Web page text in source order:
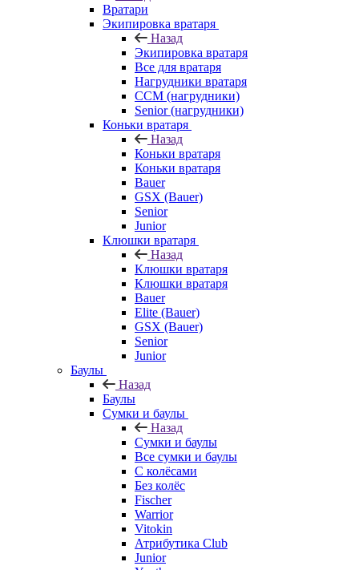
Вратари
Экипировка вратаря
Назад
Экипировка вратаря
Все для вратаря
Нагрудники вратаря
CCM (нагрудники)
Senior (нагрудники)
Коньки вратаря
Назад
Коньки вратаря
Коньки вратаря
Bauer
GSX (Bauer)
Senior
Junior
Клюшки вратаря
Назад
Клюшки вратаря
Клюшки вратаря
Bauer
Elite (Bauer)
GSX (Bauer)
Senior
Junior
Баулы
Назад
Баулы
Сумки и баулы
Назад
Сумки и баулы
Все сумки и баулы
С колёсами
Без колёс
Fischer
Warrior
Vitokin
Атрибутика Club
Junior